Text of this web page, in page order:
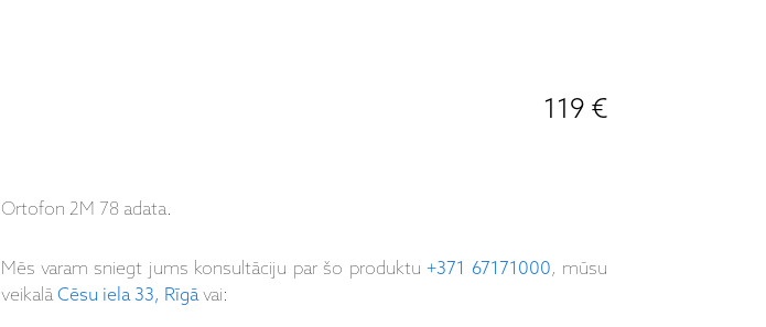
119 €
Ortofon 2M 78 adata.
Mēs varam sniegt jums konsultāciju par šo produktu+371 67171000, mūsu
veikalāCēsu iela 33, Rīgāvai: